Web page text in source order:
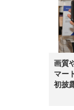
画質
マー
初披